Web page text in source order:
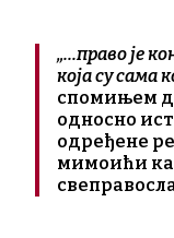
„...право је
која су сама
спомињем
односно
одређене
мимоићи